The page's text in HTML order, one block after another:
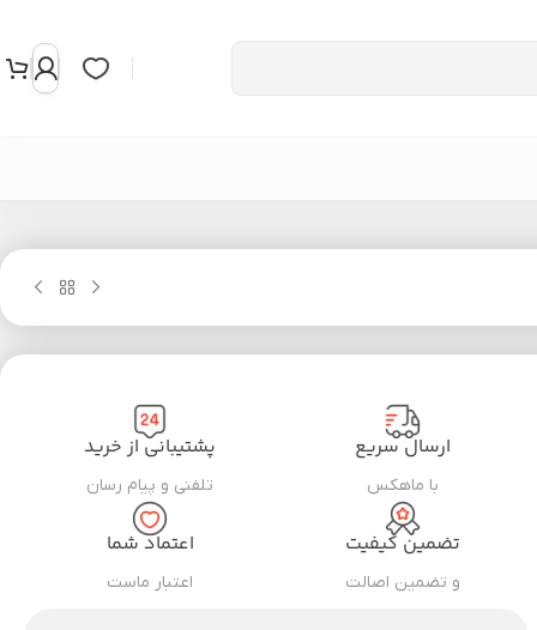
ارسال سریع
با ماهکس
پشتیبانی از خرید
تلفنی و پیام رسان
تضمین کیفیت
و تضمین اصالت
اعتماد شما
اعتبار ماست